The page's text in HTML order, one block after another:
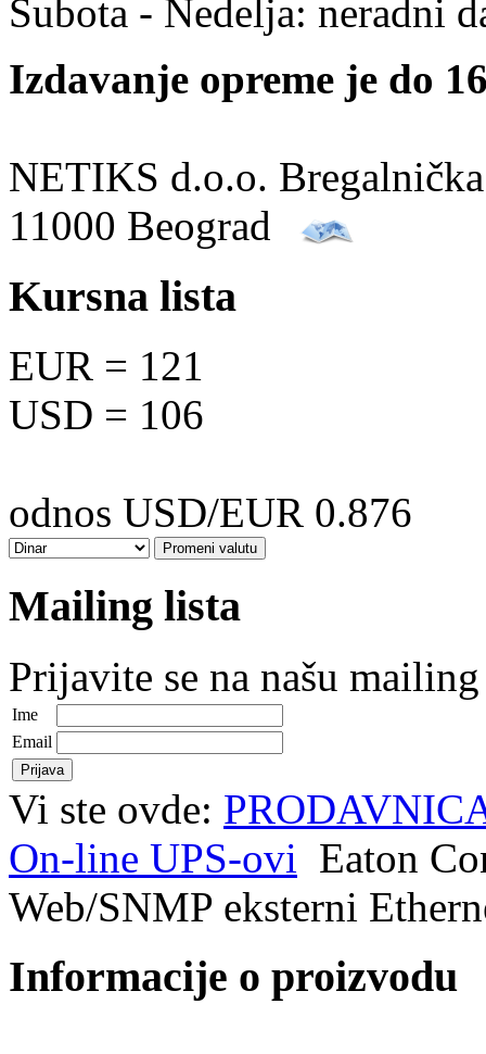
Subota - Nedelja: neradni
Izdavanje opreme je do
NETIKS d.o.o.
11000 Beograd
Kursna lista
EUR = 121
USD = 106
odnos USD/EUR 0.876
Mailing lista
Prijavite se na našu
Ime
Email
Vi ste ovde:
On-line UPS-ovi Eaton
Web/SNMP eksterni
Informacije o proizvodu